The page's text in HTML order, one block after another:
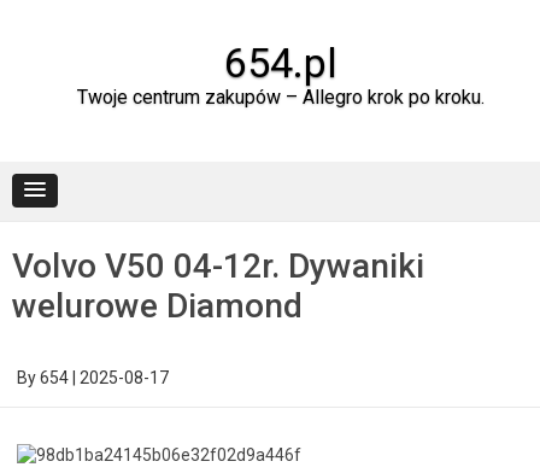
654.pl
Twoje centrum zakupów – Allegro krok po kroku.
Volvo V50 04-12r. Dywaniki
welurowe Diamond
By654 2025-08-17